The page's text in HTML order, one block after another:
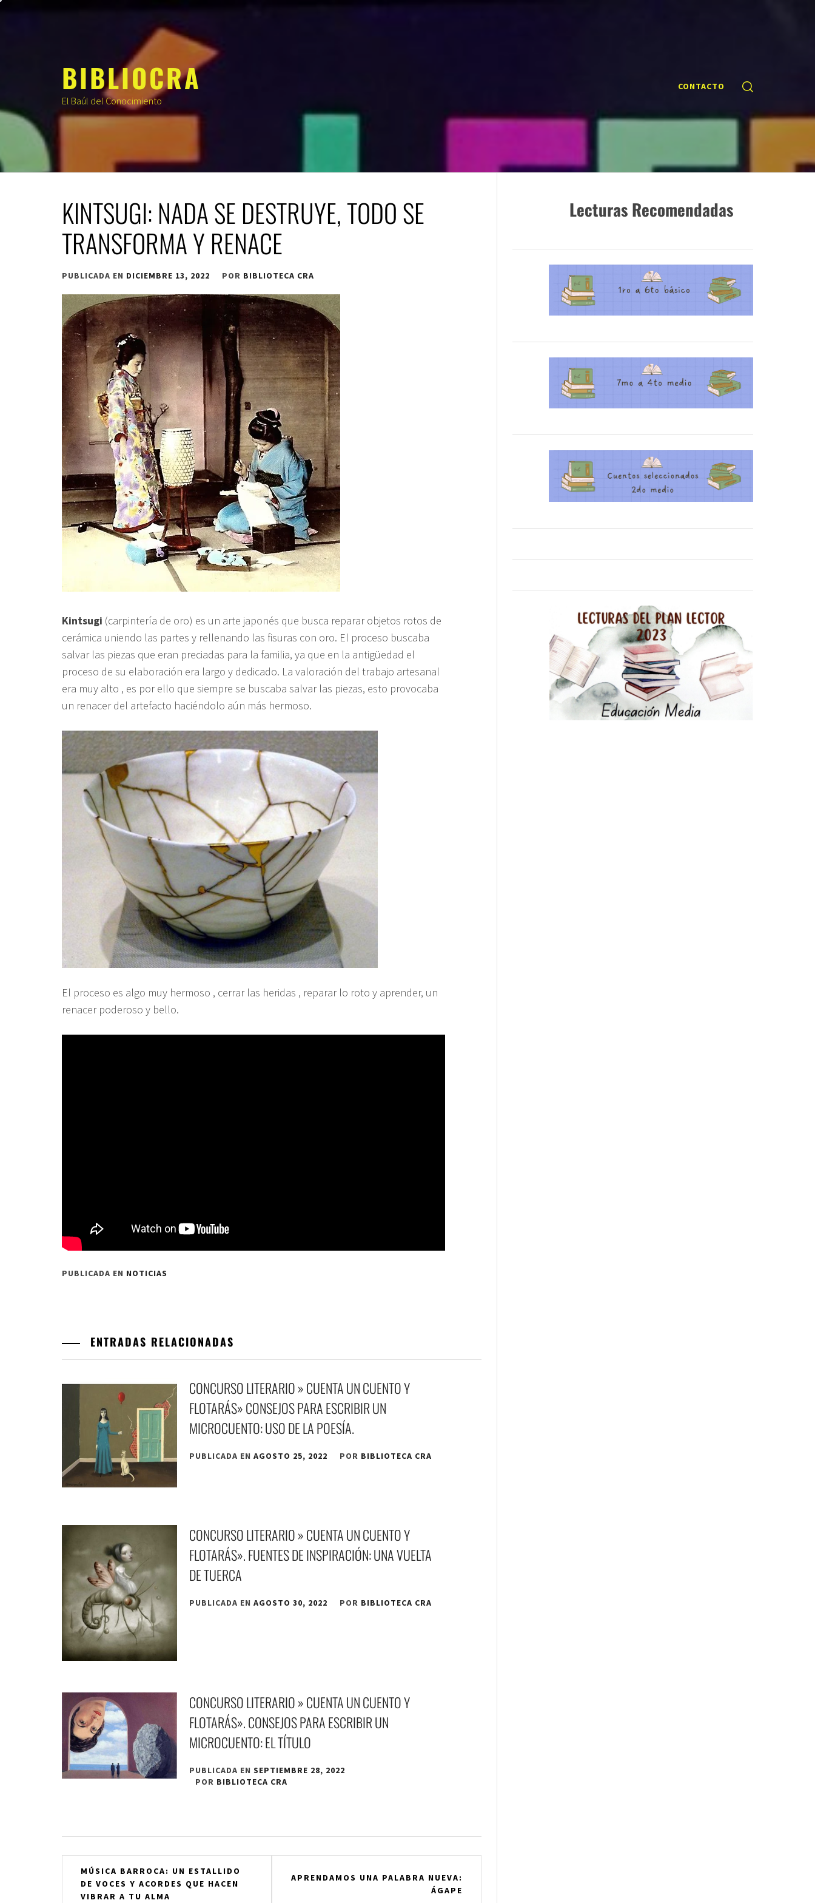
BIBLIOCRA
El Baúl del Conocimiento
CONTACTO
KINTSUGI: NADA SE DESTRUYE, TODO SE
TRANSFORMA Y RENACE
PUBLICADA EN DICIEMBRE 13, 2022 POR BIBLIOTECA CRA
Kintsugi (carpintería de oro) es un arte japonés que busca reparar objetos rotos de
cerámica uniendo las partes y rellenando las fisuras con oro. El proceso buscaba
salvar las piezas que eran preciadas para la familia, ya que en la antigüedad el
proceso de su elaboración era largo y dedicado. La valoración del trabajo artesanal
era muy alto , es por ello que siempre se buscaba salvar las piezas, esto provocaba
un renacer del artefacto haciéndolo aún más hermoso.
El proceso es algo muy hermoso , cerrar las heridas , reparar lo roto y aprender, un
renacer poderoso y bello.
PUBLICADA EN NOTICIAS
ENTRADAS RELACIONADAS
CONCURSO LITERARIO » CUENTA UN CUENTO Y
FLOTARÁS» CONSEJOS PARA ESCRIBIR UN
MICROCUENTO: USO DE LA POESÍA.
PUBLICADA EN AGOSTO 25, 2022 POR BIBLIOTECA CRA
CONCURSO LITERARIO » CUENTA UN CUENTO Y
FLOTARÁS». FUENTES DE INSPIRACIÓN: UNA VUELTA
DE TUERCA
PUBLICADA EN AGOSTO 30, 2022 POR BIBLIOTECA CRA
CONCURSO LITERARIO » CUENTA UN CUENTO Y
FLOTARÁS». CONSEJOS PARA ESCRIBIR UN
MICROCUENTO: EL TÍTULO
PUBLICADA EN SEPTIEMBRE 28, 2022
POR BIBLIOTECA CRA
Navegación
MÚSICA BARROCA: UN ESTALLIDO
DE VOCES Y ACORDES QUE HACEN
VIBRAR A TU ALMA
APRENDAMOS UNA PALABRA NUEVA:
ÁGAPE
Lecturas Recomendadas